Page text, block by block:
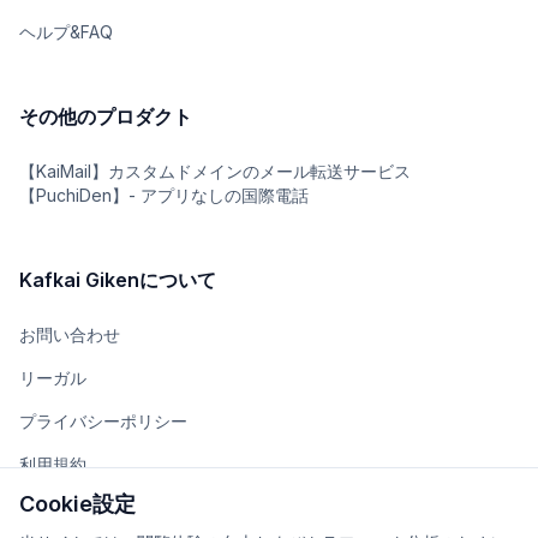
ヘルプ&FAQ
その他のプロダクト
【KaiMail】カスタムドメインのメール転送サービス
【PuchiDen】- アプリなしの国際電話
Kafkai Gikenについて
お問い合わせ
リーガル
プライバシーポリシー
利用規約
チーム
Cookie設定